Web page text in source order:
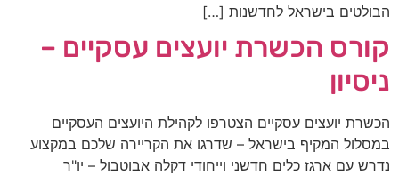
הבולטים בישראל לחדשנות […]
קורס הכשרת יועצים עסקיים –
ניסיון
הכשרת יועצים עסקיים הצטרפו לקהילת היועצים העסקיים
במסלול המקיף בישראל – שדרגו את הקריירה שלכם במקצוע
נדרש עם ארגז כלים חדשני וייחודי דקלה אבוטבול – יו"ר